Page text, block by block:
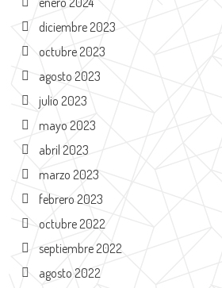
diciembre 2023
octubre 2023
agosto 2023
julio 2023
mayo 2023
abril 2023
marzo 2023
febrero 2023
octubre 2022
septiembre 2022
agosto 2022